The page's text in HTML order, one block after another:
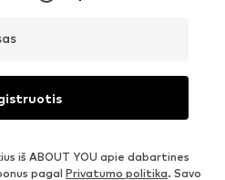
iš ABOUT YOU apie dabartines
pagal Privatumo politika. Savo